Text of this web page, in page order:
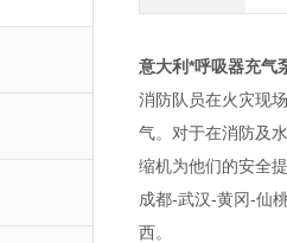
意大利*呼吸器充气
消防队员在火灾现
气。对于在消防及
缩机为他们的安全
成都-武汉-黄冈-仙
西。